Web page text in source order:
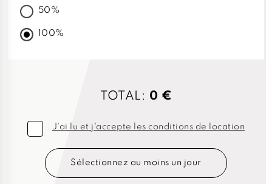
50%
100%
TOTAL: 0 €
J'ai lu et j'accepte les conditions de location
Sélectionnez au moins un jour